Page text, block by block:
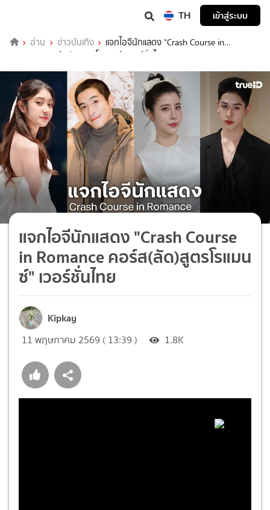
TH เข้าสู่ระบบ
อ่าน ข่าวบันเทิง
แจกไอจีนักแสดง "Crash Course in
Romance คอร์ส(ลัด)สูตรโรแมนซ์" เวอร์ชั่นไทย
แจกไอจีนักแสดง "Crash Course
in Romance คอร์ส(ลัด)สูตรโรแมน
ซ์" เวอร์ชั่นไทย
Kipkay
11 พฤษภาคม 2569 ( 13:39 ) 1.8K